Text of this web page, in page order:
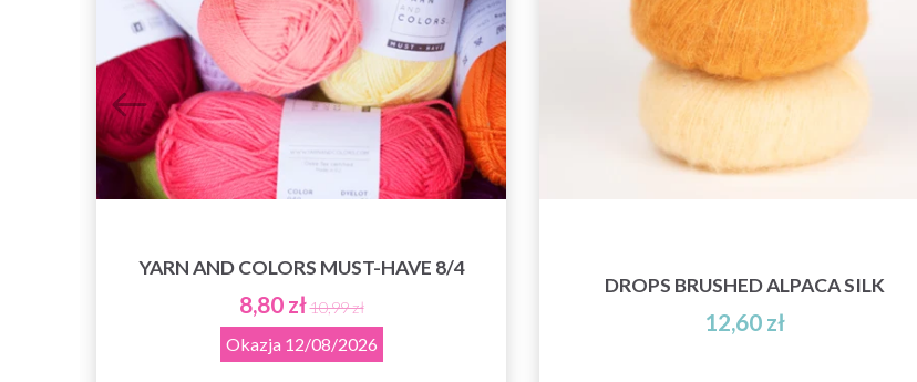
YARN AND COLORS MUST-HAVE 8/4
8,80 zł10,99 zł
Okazja 12/08/2026
DROPS BRUSHED ALPACA SILK
12,60 zł